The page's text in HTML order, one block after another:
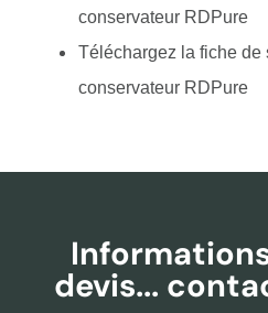
conservateur RDPure
Téléchargez la fiche de
conservateur RDPure
devis...